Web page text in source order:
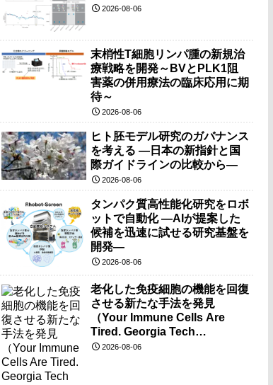
researchers explain）
2026-08-06
末梢性T細胞リンパ腫の新規治
療戦略を開発～BVとPLK1阻
害薬の併用療法の臨床応用に期
待～
2026-08-06
ヒト胚モデル研究のガバナンス
を考える ―日本の新指針と国
際ガイドラインの比較から―
2026-08-06
タンパク質高性能化研究をロボ
ットで自動化 ―AIが提案した
候補を迅速に試せる研究基盤を
開発―
2026-08-06
老化した免疫細胞の機能を回復
させる新たな手法を発見
（Your Immune Cells Are
Tired. Georgia Tech
Researchers Found a Way to
2026-08-06